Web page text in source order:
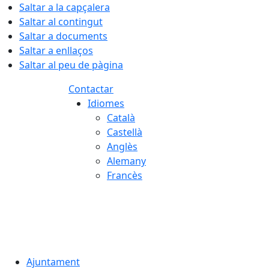
Saltar a la capçalera
Saltar al contingut
Saltar a documents
Saltar a enllaços
Saltar al peu de pàgina
Contactar
Idiomes
Català
Castellà
Anglès
Alemany
Francès
Ajuntament